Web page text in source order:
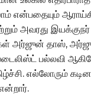
என்பதையும்
அவரது இயக்குநர்
அர்ஜுன் தாஸ்,
பல்லவி
எல்லோரும்